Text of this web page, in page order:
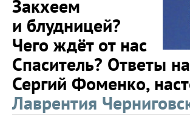
Закхеем
и блудницей?
Чего ждёт от нас
Спаситель? Ответы
Сергий Фоменко,
Лаврентия